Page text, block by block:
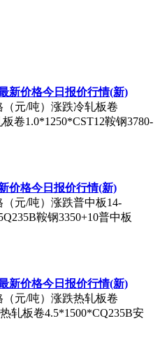
新价格今日报价行情(新)
元/吨）涨跌冷轧板卷
卷1.0*1250*CST12鞍钢3780-
价格今日报价行情(新)
元/吨）涨跌普中板14-
鞍钢3350+10普中板
新价格今日报价行情(新)
元/吨）涨跌热轧板卷
轧板卷4.5*1500*CQ235B安